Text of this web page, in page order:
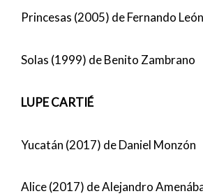
Princesas (2005) de Fernando
Solas (1999) de Benito Zambrano
LUPE CARTIÉ
Yucatán (2017) de Daniel Monzón
Alice (2017) de Alejandro